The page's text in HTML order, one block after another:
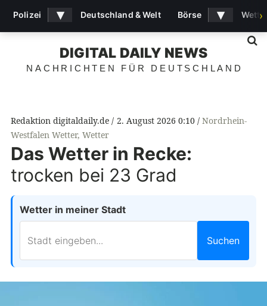
DIGITAL DAILY NEWS
NACHRICHTEN FÜR DEUTSCHLAND
Redaktion digitaldaily.de 2. August 2026 0:10
Nordrhein-
Westfalen Wetter, Wetter
Das Wetter in Recke:
trocken bei 23 Grad
Wetter in meiner Stadt
Suchen
Polizei ▾ Deutschland & Welt Börse ▾ ›